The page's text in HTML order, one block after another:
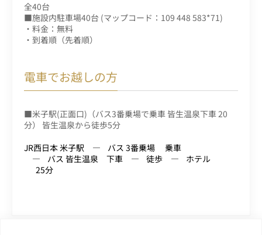
全40台
■施設内駐車場40台 (マップコード：109 448 583*71)
・料金：無料
・到着順（先着順）
電車でお越しの方
■米子駅(正面口)（バス3番乗場で乗車 皆生温泉下車 20
分） 皆生温泉から徒歩5分
JR西日本 米子駅
バス 3番乗場 乗車
バス 皆生温泉 下車
徒歩
ホテル
25分